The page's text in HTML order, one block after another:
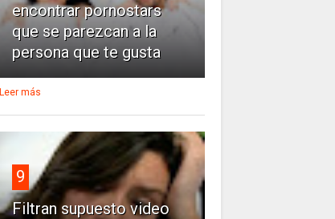
encontrar pornostars
que se parezcan a la
persona que te gusta
Leer más
9
Filtran supuesto video